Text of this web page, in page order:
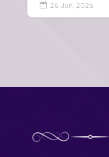
 26 Jun, 2026